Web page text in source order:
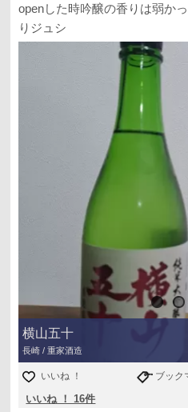
openした時吟醸の香りは弱か
りジュシ
横山五十
長崎 / 重家酒造
いいね ！ ブック
いいね ！ 16件